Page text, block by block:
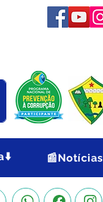
📰Notícias